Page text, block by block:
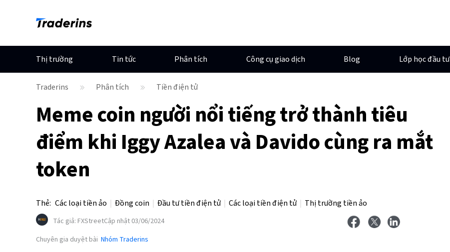
Thị trường Tin tức Phân tích Công cụ giao dịch Blog Lớp học đầu tư
Traderins Phân tích Tiền điện tử
Meme coin người nổi tiếng trở thành tiêu
điểm khi Iggy Azalea và Davido cùng ra mắt
token
Thẻ: Các loại tiền ảo Đồng coin Đầu tư tiền điện tử Các loại tiền điện tử Thị trường tiền ảo
Tác giả: FXStreetCập nhật 03/06/2024
Chuyên gia duyệt bài Nhóm Traderins